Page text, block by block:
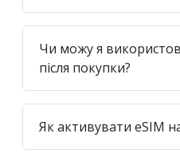
Чи можу я
після покупки?
Як активувати eSIM